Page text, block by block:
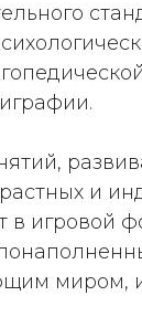
и
игровой
миром,